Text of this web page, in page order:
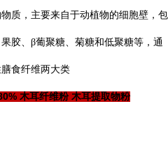
质，主要来自于动植物的细胞壁，包
胶、β葡聚糖、菊糖和低聚糖等，通
食纤维两大类
木耳纤维粉 木耳提取物粉